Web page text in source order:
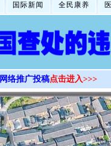
国际新闻 全民康养
网络推广投稿点击进入>>>